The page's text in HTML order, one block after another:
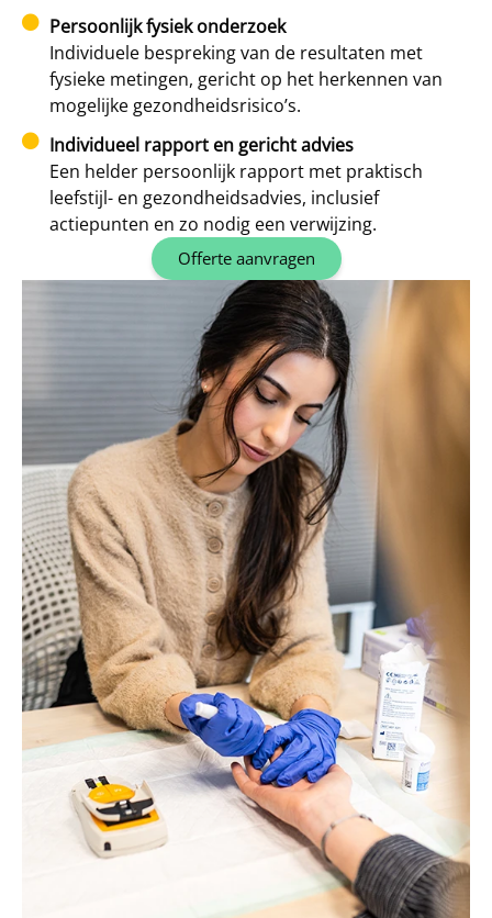
Persoonlijk fysiek onderzoek
Individuele bespreking van de resultaten met
fysieke metingen, gericht op het herkennen van
mogelijke gezondheidsrisico’s.
Individueel rapport en gericht advies
Een helder persoonlijk rapport met praktisch
leefstijl- en gezondheidsadvies, inclusief
actiepunten en zo nodig een verwijzing.
Offerte aanvragen